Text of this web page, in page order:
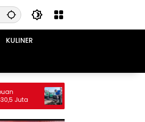
KULINER
Bupati Yani Turun Langsung
Pasar Krempyeng, Ingatkan
Kemarau Panjang